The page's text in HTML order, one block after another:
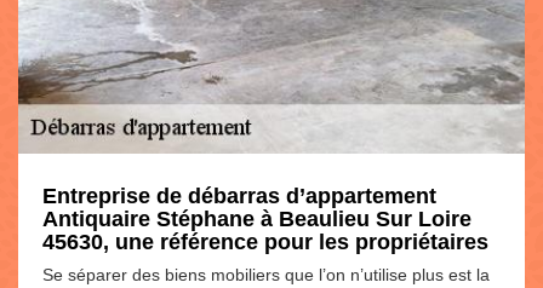
Entreprise de débarras d’appartement
Antiquaire Stéphane à Beaulieu Sur Loire
45630, une référence pour les propriétaires
Se séparer des biens mobiliers que l’on n’utilise plus est la